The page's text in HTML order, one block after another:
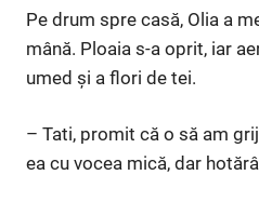
Pe drum spre casă, Olia a
mână. Ploaia s-a oprit, iar
umed și a flori de tei.
– Tati, promit că o să am
ea cu vocea mică, dar